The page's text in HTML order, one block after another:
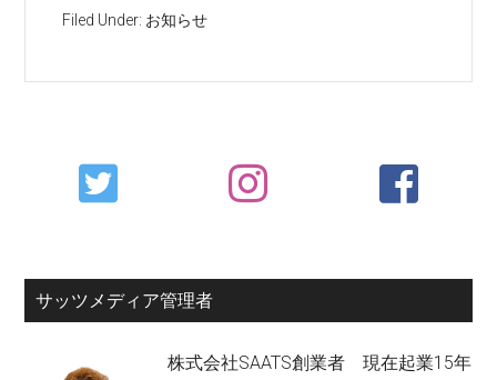
Filed Under: お知らせ
Primary
Sidebar
サッツメディア管理者
株式会社SAATS創業者 現在起業15年